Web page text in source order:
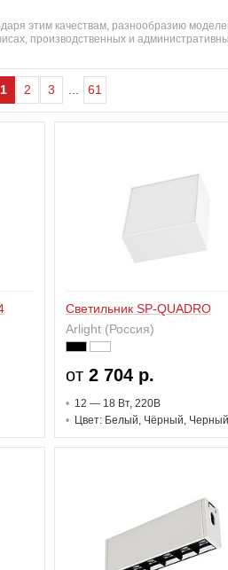
этим качествам, разнообразию
производственных и
1 2 3 61
Светильник SP-QUADRO
Arlight (Россия)
от2 704 р.
12 — 18 Вт, 220В
Цвет: Белый, Чёрный, Черный